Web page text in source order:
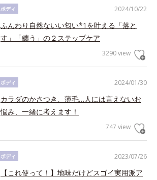
2024/10/22
ボディ
ふんわり自然ないい匂い*1を叶える「落と
す」「纏う」の２ステップケア
3290 view
2024/01/30
ボディ
カラダのかさつき、薄毛…人には言えないお
悩み、一緒に考えます！
747 view
2023/07/26
ボディ
【これ使って！】地味だけどスゴイ実用派ア